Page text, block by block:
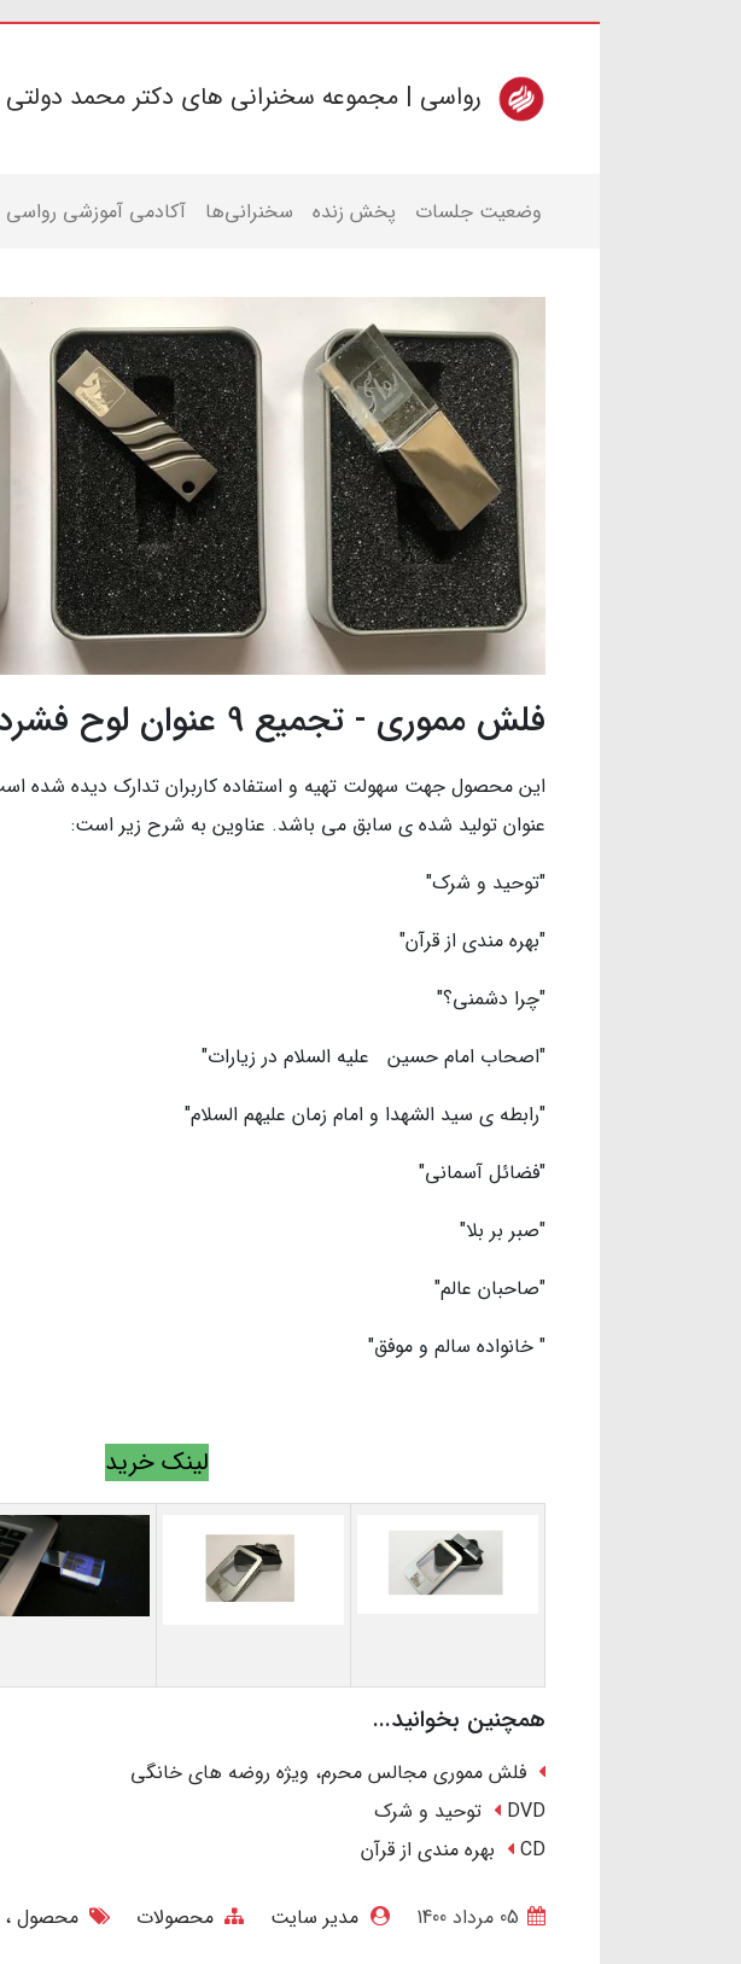
رواسی | مجموعه سخنرانی های دکتر محمد دولتی
وضعیت جلسات پخش زنده سخنرانی‌ها آکادمی آموزشی رواسی
فلش مموری - تجمیع 9 عنوان لوح فشرده
عنوان تولید شده ی سابق می باشد. عناوین به شرح زیر است:
"توحید و شرک"
"بهره مندی از قرآن"
"چرا دشمنی؟"
"اصحاب امام حسین علیه السلام در زیارات"
"رابطه ی سید الشهدا و امام زمان علیهم السلام"
"فضائل آسمانی"
"صبر بر بلا"
"صاحبان عالم"
" خانواده سالم و موفق"
لینک خرید
همچنین بخوانید...
فلش مموری مجالس محرم، ویژه روضه های خانگی
DVD توحید و شرک
CD بهره مندی از قرآن
مدیر سایت محصولات محصول